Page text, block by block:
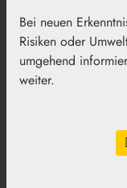
Bei neuen
Risiken oder
umgehend
weiter.